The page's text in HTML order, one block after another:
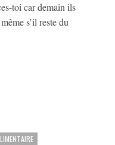
toi car demain ils
s’il reste du